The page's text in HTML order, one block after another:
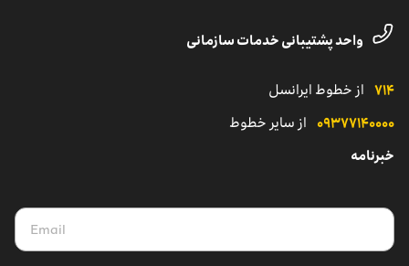
نمایندگی
داستان موفقیت
واحد پشتیبانی خدمات سازمانی
۷۱۴ از خطوط ایرانسل
۰۹۳۷۷۱۴۰۰۰۰ از سایر خطوط
خبرنامه